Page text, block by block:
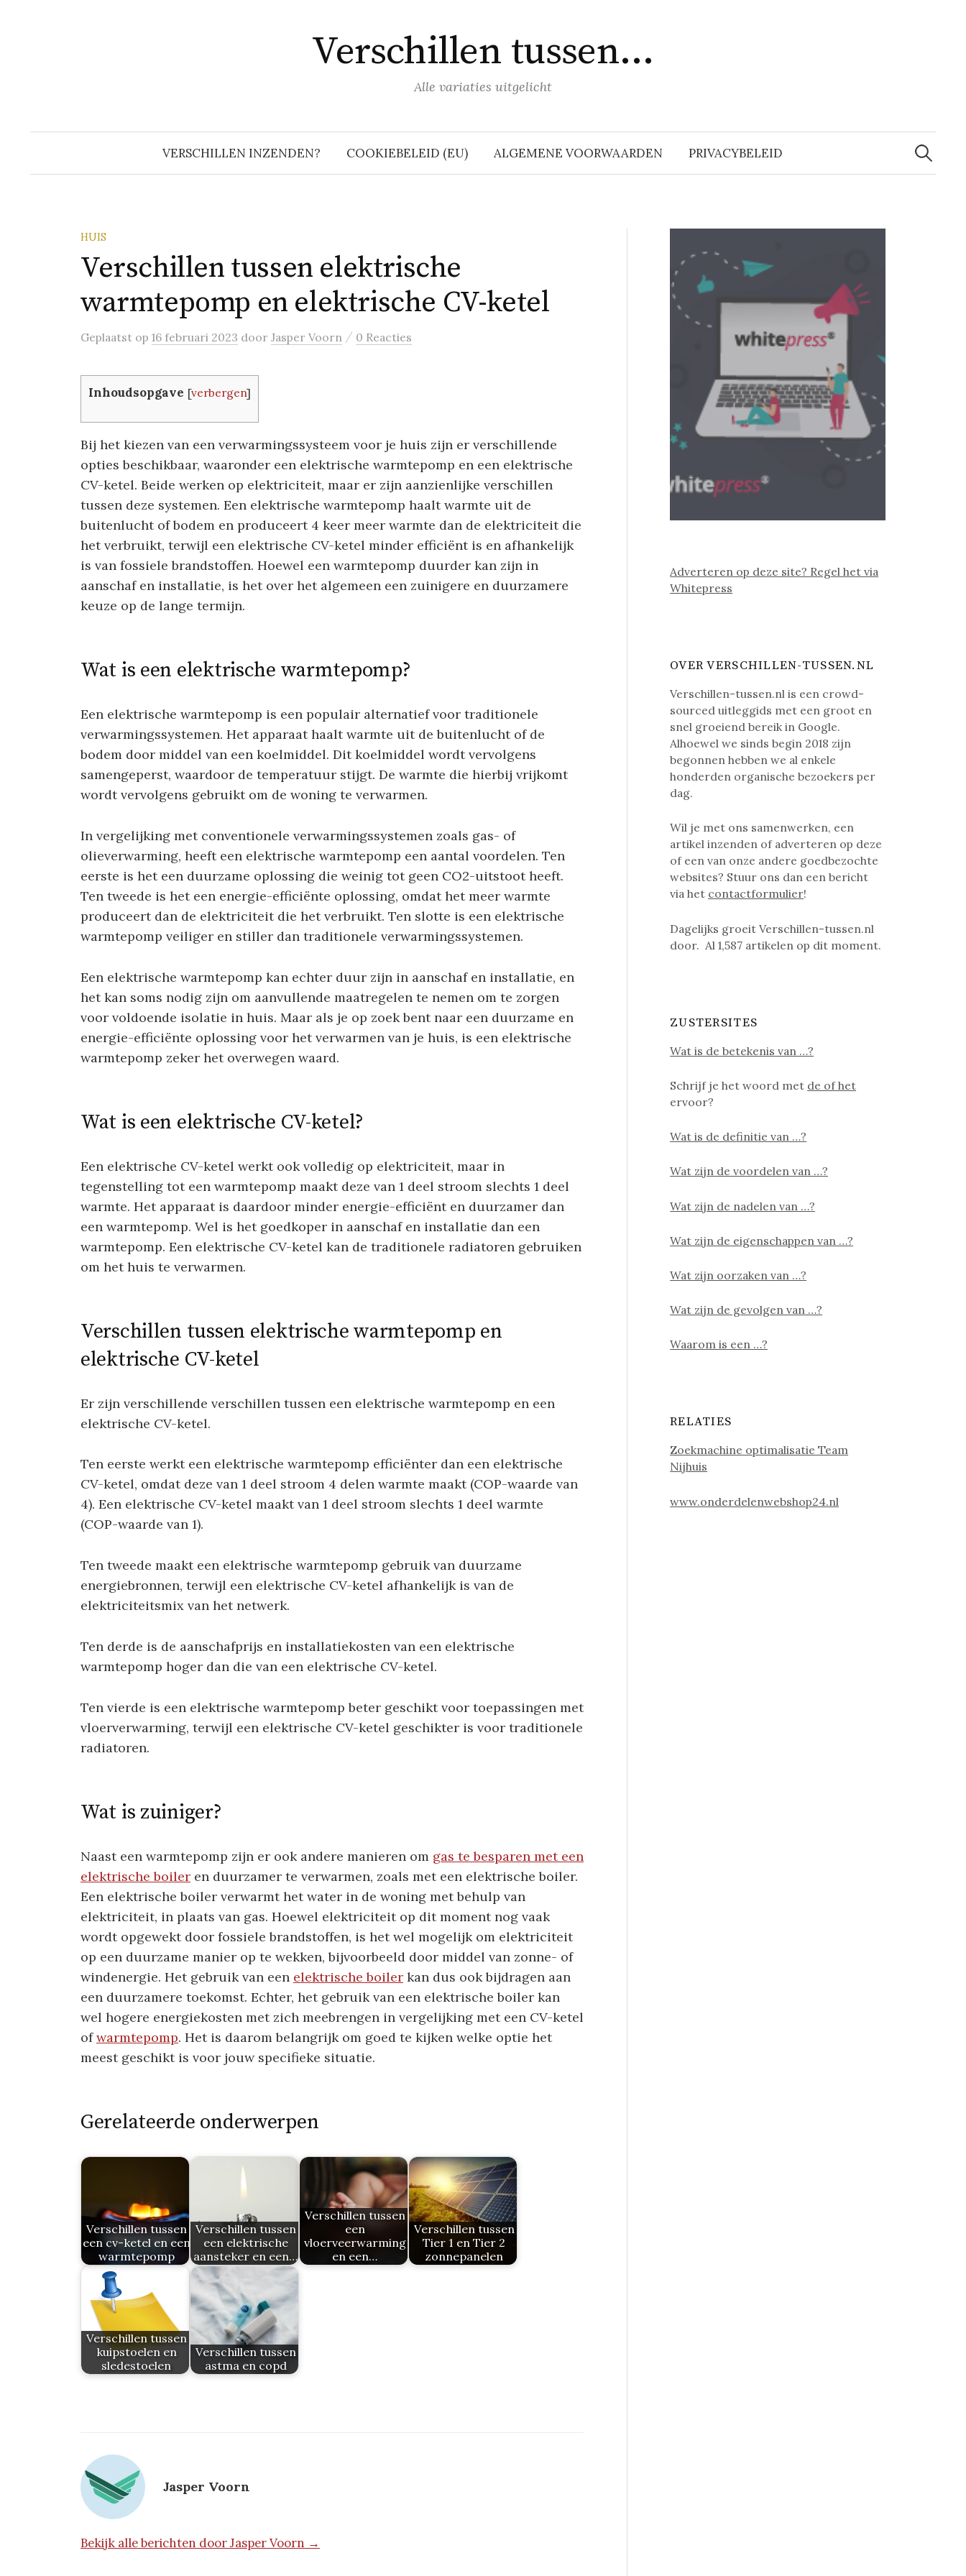
Verschillen tussen…
Alle variaties uitgelicht
VERSCHILLEN INZENDEN? COOKIEBELEID (EU) ALGEMENE VOORWAARDEN PRIVACYBELEID
Zoeken
naar:
HUIS
Verschillen tussen elektrische
warmtepomp en elektrische CV-ketel
Geplaatst op 16 februari 2023 door Jasper Voorn / 0 Reacties
Inhoudsopgave [verbergen]
Bij het kiezen van een verwarmingssysteem voor je huis zijn er verschillende
opties beschikbaar, waaronder een elektrische warmtepomp en een elektrische
CV-ketel. Beide werken op elektriciteit, maar er zijn aanzienlijke verschillen
tussen deze systemen. Een elektrische warmtepomp haalt warmte uit de
buitenlucht of bodem en produceert 4 keer meer warmte dan de elektriciteit die
het verbruikt, terwijl een elektrische CV-ketel minder efficiënt is en afhankelijk
is van fossiele brandstoffen. Hoewel een warmtepomp duurder kan zijn in
aanschaf en installatie, is het over het algemeen een zuinigere en duurzamere
keuze op de lange termijn.
Wat is een elektrische warmtepomp?
Een elektrische warmtepomp is een populair alternatief voor traditionele
verwarmingssystemen. Het apparaat haalt warmte uit de buitenlucht of de
bodem door middel van een koelmiddel. Dit koelmiddel wordt vervolgens
samengeperst, waardoor de temperatuur stijgt. De warmte die hierbij vrijkomt
wordt vervolgens gebruikt om de woning te verwarmen.
In vergelijking met conventionele verwarmingssystemen zoals gas- of
olieverwarming, heeft een elektrische warmtepomp een aantal voordelen. Ten
eerste is het een duurzame oplossing die weinig tot geen CO2-uitstoot heeft.
Ten tweede is het een energie-efficiënte oplossing, omdat het meer warmte
produceert dan de elektriciteit die het verbruikt. Ten slotte is een elektrische
warmtepomp veiliger en stiller dan traditionele verwarmingssystemen.
Een elektrische warmtepomp kan echter duur zijn in aanschaf en installatie, en
het kan soms nodig zijn om aanvullende maatregelen te nemen om te zorgen
voor voldoende isolatie in huis. Maar als je op zoek bent naar een duurzame en
energie-efficiënte oplossing voor het verwarmen van je huis, is een elektrische
warmtepomp zeker het overwegen waard.
Wat is een elektrische CV-ketel?
Een elektrische CV-ketel werkt ook volledig op elektriciteit, maar in
tegenstelling tot een warmtepomp maakt deze van 1 deel stroom slechts 1 deel
warmte. Het apparaat is daardoor minder energie-efficiënt en duurzamer dan
een warmtepomp. Wel is het goedkoper in aanschaf en installatie dan een
warmtepomp. Een elektrische CV-ketel kan de traditionele radiatoren gebruiken
om het huis te verwarmen.
Verschillen tussen elektrische warmtepomp en
elektrische CV-ketel
Er zijn verschillende verschillen tussen een elektrische warmtepomp en een
elektrische CV-ketel.
Ten eerste werkt een elektrische warmtepomp efficiënter dan een elektrische
CV-ketel, omdat deze van 1 deel stroom 4 delen warmte maakt (COP-waarde van
4). Een elektrische CV-ketel maakt van 1 deel stroom slechts 1 deel warmte
(COP-waarde van 1).
Ten tweede maakt een elektrische warmtepomp gebruik van duurzame
energiebronnen, terwijl een elektrische CV-ketel afhankelijk is van de
elektriciteitsmix van het netwerk.
Ten derde is de aanschafprijs en installatiekosten van een elektrische
warmtepomp hoger dan die van een elektrische CV-ketel.
Ten vierde is een elektrische warmtepomp beter geschikt voor toepassingen met
vloerverwarming, terwijl een elektrische CV-ketel geschikter is voor traditionele
radiatoren.
Wat is zuiniger?
Naast een warmtepomp zijn er ook andere manieren om gas te besparen met een
elektrische boiler en duurzamer te verwarmen, zoals met een elektrische boiler.
Een elektrische boiler verwarmt het water in de woning met behulp van
elektriciteit, in plaats van gas. Hoewel elektriciteit op dit moment nog vaak
wordt opgewekt door fossiele brandstoffen, is het wel mogelijk om elektriciteit
op een duurzame manier op te wekken, bijvoorbeeld door middel van zonne- of
windenergie. Het gebruik van een elektrische boiler kan dus ook bijdragen aan
een duurzamere toekomst. Echter, het gebruik van een elektrische boiler kan
wel hogere energiekosten met zich meebrengen in vergelijking met een CV-ketel
ofwarmtepomp. Het is daarom belangrijk om goed te kijken welke optie het
meest geschikt is voor jouw specifieke situatie.
Gerelateerde onderwerpen
Verschillen tussen
een cv-ketel en een
warmtepomp
Verschillen tussen
een elektrische
aansteker en een…
Verschillen tussen
een
vloerveerwarming
en een…
Verschillen tussen
Tier 1 en Tier 2
zonnepanelen
Verschillen tussen
kuipstoelen en
sledestoelen
Verschillen tussen
astma en copd
Jasper Voorn
Bekijk alle berichten door Jasper Voorn →
Adverteren op deze site? Regel het via
Whitepress
OVER VERSCHILLEN-TUSSEN.NL
Verschillen-tussen.nl is een crowd-
sourced uitleggids met een groot en
snel groeiend bereik in Google.
Alhoewel we sinds begin 2018 zijn
begonnen hebben we al enkele
honderden organische bezoekers per
dag.
Wil je met ons samenwerken, een
artikel inzenden of adverteren op deze
of een van onze andere goedbezochte
websites? Stuur ons dan een bericht
via het contactformulier!
Dagelijks groeit Verschillen-tussen.nl
door. Al1,587 artikelen op dit moment.
ZUSTERSITES
Wat is de betekenis van …?
Schrijf je het woord met de of het
ervoor?
Wat is de definitie van …?
Wat zijn de voordelen van …?
Wat zijn de nadelen van …?
Wat zijn de eigenschappen van …?
Wat zijn oorzaken van …?
Wat zijn de gevolgen van …?
Waarom is een …?
RELATIES
Zoekmachine optimalisatie Team
Nijhuis
www.onderdelenwebshop24.nl